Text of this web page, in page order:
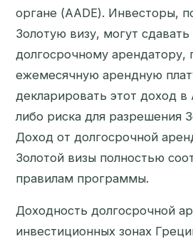
органе (AADE). Инвесторы,
Золотую визу, могут сдавать
долгосрочному арендатору,
ежемесячную арендную
декларировать этот доход в
либо риска для разрешения
Доход от долгосрочной
Золотой визы полностью
правилам программы.
Доходность долгосрочной
инвестиционных зонах